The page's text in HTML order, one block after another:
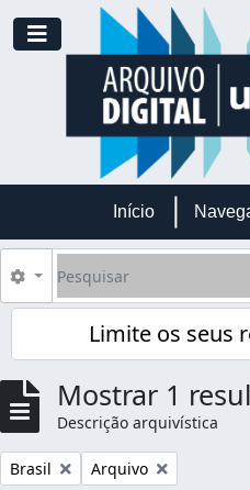
Skip to main content
Toggle navigation
Início
Pesquisar
Opções de busca
Limite os seus
Mostrar 1
Descrição arquivística
Remover filtro:
Brasil Remover filtro:
Arquivo